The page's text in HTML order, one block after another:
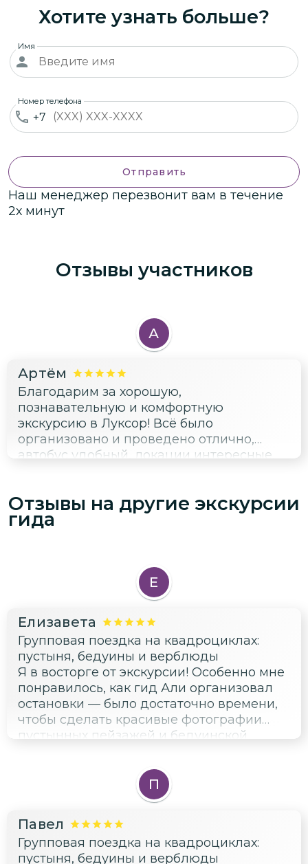
Хотите узнать больше?
Имя
+7
Номер телефона
Отправить
Наш менеджер перезвонит вам в течение
2х минут
Отзывы участников
А
Артём
Благодарим за хорошую,
познавательную и комфортную
экскурсию в Луксор! Всё было
организовано и проведено отлично,
автобус удобный, локации интересные.
кругозора. Всем советуем съездить в
Луксор - стóящая тема ✌️
Отзывы на другие экскурсии
гида
Е
Елизавета
Групповая поездка на квадроциклах:
пустыня, бедуины и верблюды
Я в восторге от экскурсии! Особенно мне
понравилось, как гид Али организовал
остановки — было достаточно времени,
чтобы сделать красивые фотографии
пустынных пейзажей и бедуинской
снимков, и я даже успела поймать
закатные кадры. Отдельно хочу
поблагодарить за терпение к нам,
хотя народу было много. Рекомендую
всем любителям активного отдыха и
П
Павел
Групповая поездка на квадроциклах:
пустыня, бедуины и верблюды